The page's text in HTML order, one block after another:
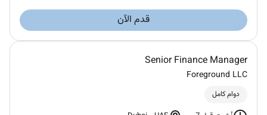
قدم الآن
Senior Finance Manager
Foreground LLC
دوام كامل